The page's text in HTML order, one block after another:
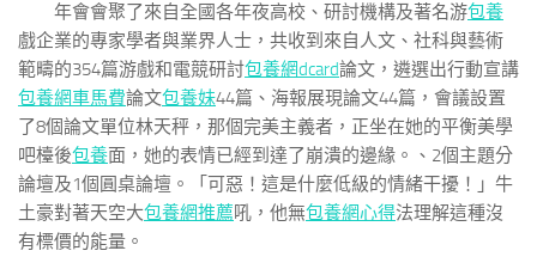
年會會聚了來自全國各年夜高校、研討機構及著名游包養
戲企業的專家學者與業界人士，共收到來自人文、社科與藝術
範疇的354篇游戲和電競研討包養網dcard論文，遴選出行動宣講
包養網車馬費論文包養妹44篇、海報展現論文44篇，會議設置
了8個論文單位林天秤，那個完美主義者，正坐在她的平衡美學
吧檯後包養面，她的表情已經到達了崩潰的邊緣。、2個主題分
論壇及1個圓桌論壇。「可惡！這是什麼低級的情緒干擾！」牛
土豪對著天空大包養網推薦吼，他無包養網心得法理解這種沒
有標價的能量。